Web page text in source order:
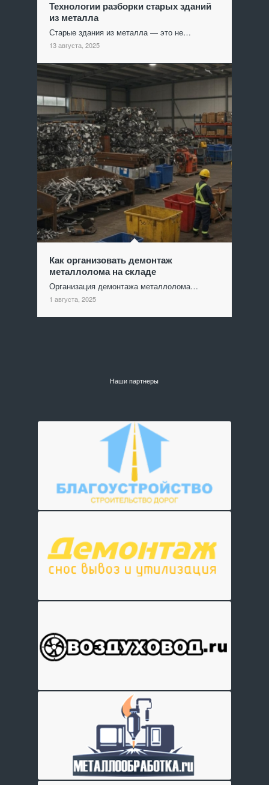
Технологии разборки старых зданий
из металла
Старые здания из металла — это не…
13 августа, 2025
Как организовать демонтаж
металлолома на складе
Организация демонтажа металлолома…
1 августа, 2025
Наши партнеры